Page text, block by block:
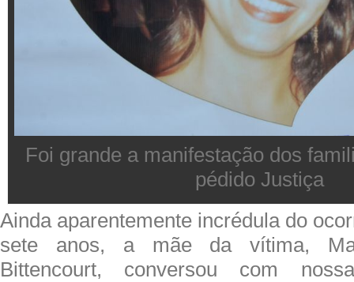
Foi grande a manifestação dos
pédido Justiça
Ainda aparentemente incrédula do
sete anos, a mãe da vítima,
Bittencourt, conversou com